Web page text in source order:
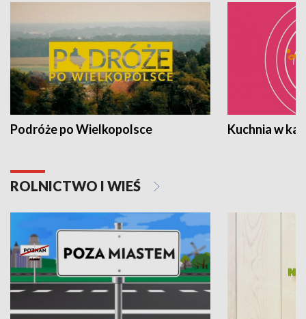
Podróże po Wielkopolsce Kuchnia w
ROLNICTWO I WIEŚ